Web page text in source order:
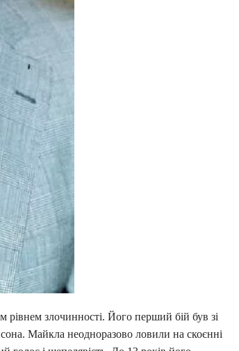
злочинності. Його перший бій був зі
Майкла неодноразово ловили на скоєнні